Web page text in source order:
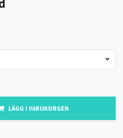
LÄGG I VARUKORGEN